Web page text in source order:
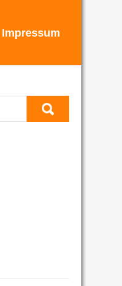
Impressum